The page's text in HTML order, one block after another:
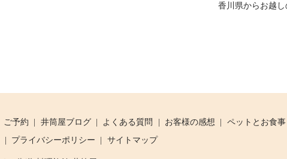
香川県からお越し
ご予約 井筒屋ブログ よくある質問 お客様の感想
ペットとお食事
プライバシーポリシー サイトマップ